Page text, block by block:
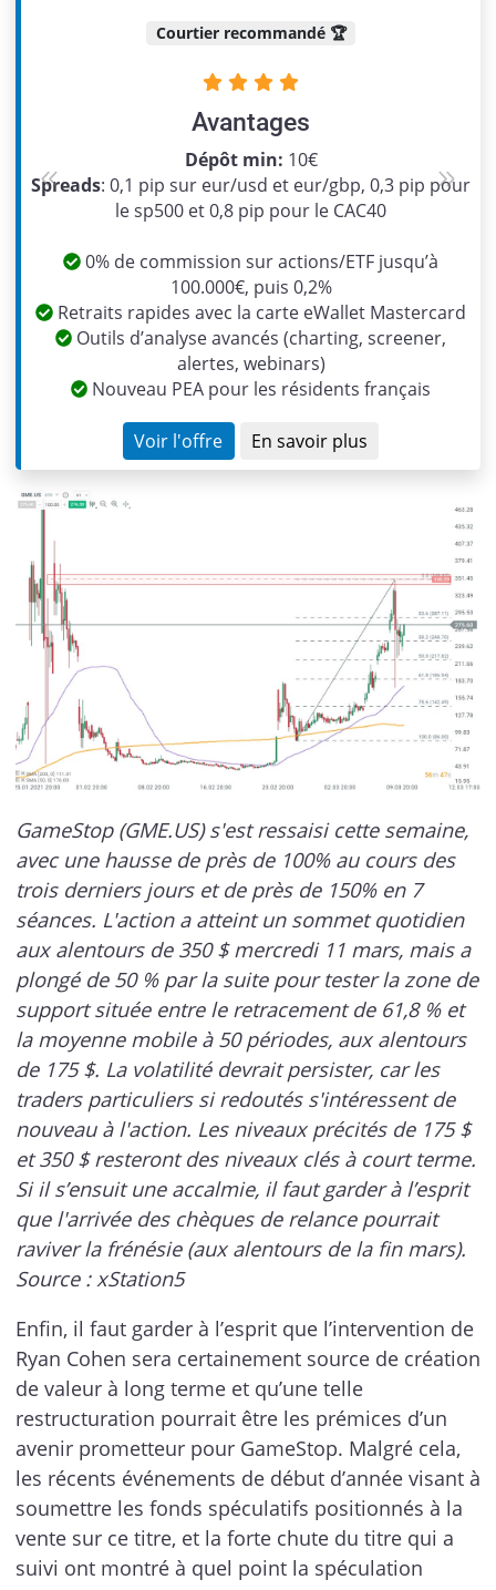
Courtier recommandé 🏆
Avantages
Dépôt min: 10€
Spreads: 0,1 pip sur eur/usd et eur/gbp, 0,3 pip pour
le sp500 et 0,8 pip pour le CAC40
0% de commission sur actions/ETF jusqu’à
100.000€, puis 0,2%
Retraits rapides avec la carte eWallet Mastercard
Outils d’analyse avancés (charting, screener,
alertes, webinars)
Nouveau PEA pour les résidents français
Voir l'offre En savoir plus
Previous Next
GameStop (GME.US) s'est ressaisi cette semaine,
avec une hausse de près de 100% au cours des
trois derniers jours et de près de 150% en 7
séances. L'action a atteint un sommet quotidien
aux alentours de 350 $ mercredi 11 mars, mais a
plongé de 50 % par la suite pour tester la zone de
support située entre le retracement de 61,8 % et
la moyenne mobile à 50 périodes, aux alentours
de 175 $. La volatilité devrait persister, car les
traders particuliers si redoutés s'intéressent de
nouveau à l'action. Les niveaux précités de 175 $
et 350 $ resteront des niveaux clés à court terme.
Si il s’ensuit une accalmie, il faut garder à l’esprit
que l'arrivée des chèques de relance pourrait
raviver la frénésie (aux alentours de la fin mars).
Source : xStation5
Enfin, il faut garder à l’esprit que l’intervention de
Ryan Cohen sera certainement source de création
de valeur à long terme et qu’une telle
restructuration pourrait être les prémices d’un
avenir prometteur pour GameStop. Malgré cela,
les récents événements de début d’année visant à
soumettre les fonds spéculatifs positionnés à la
vente sur ce titre, et la forte chute du titre qui a
suivi ont montré à quel point la spéculation